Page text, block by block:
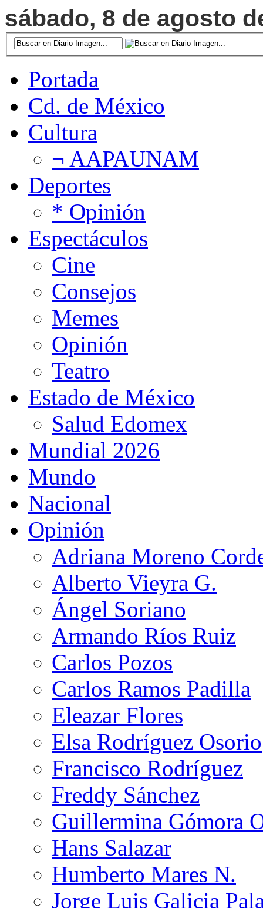
sábado, 8 de agosto
Portada
Cd. de México
Cultura
¬ AAPAUNAM
Deportes
* Opinión
Espectáculos
Cine
Consejos
Memes
Opinión
Teatro
Estado de México
Salud Edomex
Mundial 2026
Mundo
Nacional
Opinión
Adriana Moreno
Alberto Vieyra G.
Ángel Soriano
Armando Ríos Ruiz
Carlos Pozos
Carlos Ramos Padilla
Eleazar Flores
Elsa Rodríguez Osorio
Francisco Rodríguez
Freddy Sánchez
Guillermina Gómora
Hans Salazar
Humberto Mares N.
Jorge Luis Galicia